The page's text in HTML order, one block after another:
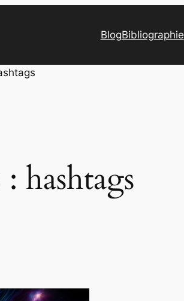
BlogBibliographie
hashtags